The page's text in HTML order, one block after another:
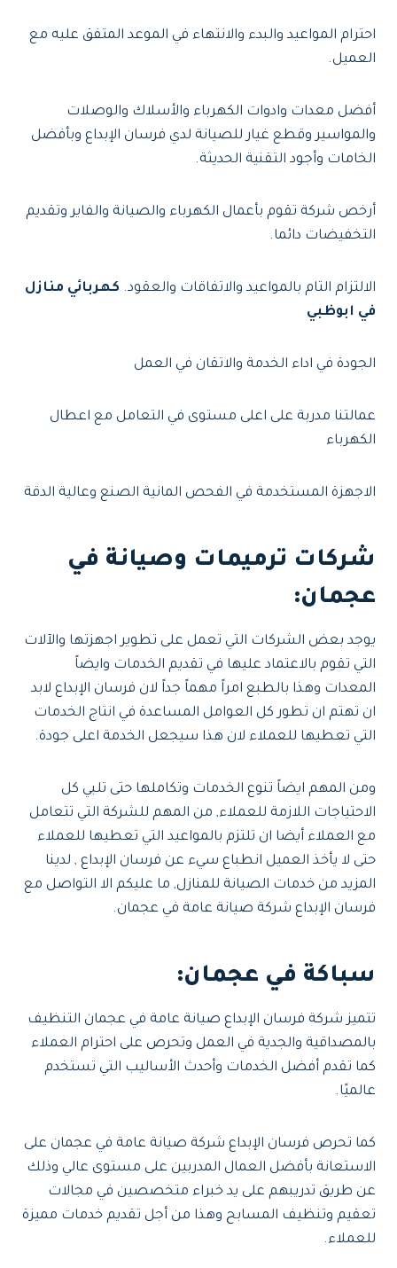
احترام المواعيد والبدء والانتهاء في الموعد المتفق عليه مع
العميل.
أفضل معدات وادوات الكهرباء والأسلاك والوصلات
والمواسير وقطع غيار للصيانة لدي فرسان الإبداع وبأفضل
الخامات وأجود التقنية الحديثة.
أرخص شركة تقوم بأعمال الكهرباء والصيانة والفاير وتقديم
التخفيضات دائما.
الالتزام التام بالمواعيد والاتفاقات والعقود. كهربائي منازل
في ابوظبي
الجودة في اداء الخدمة والاتقان في العمل
عمالتنا مدربة على اعلى مستوى في التعامل مع اعطال
الكهرباء
الاجهزة المستخدمة في الفحص المانية الصنع وعالية الدقة
شركات ترميمات وصيانة في
عجمان:
يوجد بعض الشركات التي تعمل على تطوير اجهزتها والآلات
التي تقوم بالاعتماد عليها في تقديم الخدمات وايضاً
المعدات وهذا بالطبع امراً مهماً جداً لان فرسان الإبداع لابد
ان تهتم ان تطور كل العوامل المساعدة في انتاج الخدمات
التي تعطيها للعملاء لان هذا سيجعل الخدمة اعلى جودة.
ومن المهم ايضاً تنوع الخدمات وتكاملها حتى تلبي كل
الاحتياجات اللازمة للعملاء, من المهم للشركة التي تتعامل
مع العملاء أيضا ان تلتزم بالمواعيد التي تعطيها للعملاء
حتى لا يأخذ العميل انطباع سيء عن فرسان الإبداع , لدينا
المزيد من خدمات الصيانة للمنازل, ما عليكم الا التواصل مع
فرسان الإبداع شركة صيانة عامة في عجمان.
سباكة في عجمان:
تتميز شركة فرسان الإبداع صيانة عامة في عجمان التنظيف
بالمصداقية والجدية في العمل وتحرص على احترام العملاء
كما تقدم أفضل الخدمات وأحدث الأساليب التي تستخدم
عالميًا.
كما تحرص فرسان الإبداع شركة صيانة عامة في عجمان على
الاستعانة بأفضل العمال المدربين على مستوى عالي وذلك
عن طريق تدريبهم على يد خبراء متخصصين في مجالات
تعقيم وتنظيف المسابح وهذا من أجل تقديم خدمات مميزة
للعملاء.